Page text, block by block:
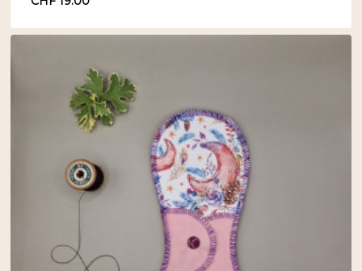
CHF19.00